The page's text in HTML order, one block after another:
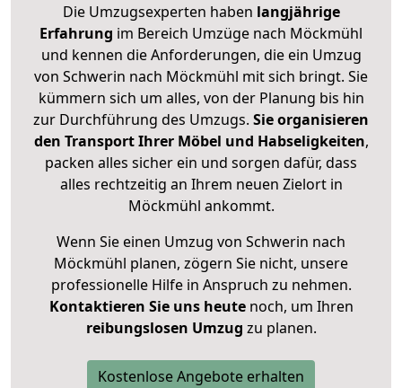
Die Umzugsexperten haben langjährige
Erfahrung im Bereich Umzüge nach Möckmühl
und kennen die Anforderungen, die ein Umzug
von Schwerin nach Möckmühl mit sich bringt. Sie
kümmern sich um alles, von der Planung bis hin
zur Durchführung des Umzugs. Sie organisieren
den Transport Ihrer Möbel und Habseligkeiten,
packen alles sicher ein und sorgen dafür, dass
alles rechtzeitig an Ihrem neuen Zielort in
Möckmühl ankommt.
Wenn Sie einen Umzug von Schwerin nach
Möckmühl planen, zögern Sie nicht, unsere
professionelle Hilfe in Anspruch zu nehmen.
Kontaktieren Sie uns heutenoch, um Ihren
reibungslosen Umzug zu planen.
Kostenlose Angebote erhalten